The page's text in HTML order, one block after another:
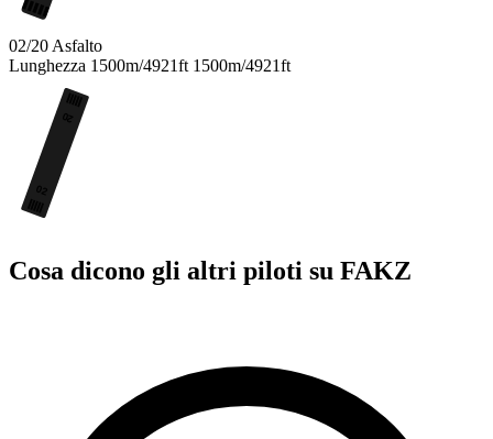
02/20 Asfalto
Lunghezza 1500m/4921ft 1500m/4921ft
20
02
Cosa dicono gli altri piloti su FAKZ